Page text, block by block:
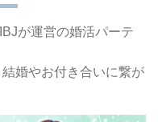
IBJが運営の婚活パーテ
結婚やお付き合いに繋が